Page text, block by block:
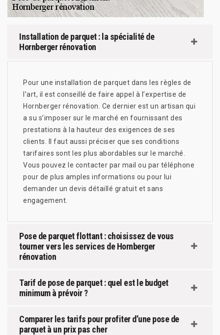
Installation de parquet : la spécialité de
Hornberger rénovation
Pour une installation de parquet dans les règles de
l’art, il est conseillé de faire appel à l’expertise de
Hornberger rénovation. Ce dernier est un artisan qui
a su s’imposer sur le marché en fournissant des
prestations à la hauteur des exigences de ses
clients. Il faut aussi préciser que ses conditions
tarifaires sont les plus abordables sur le marché.
Vous pouvez le contacter par mail ou par téléphone
pour de plus amples informations ou pour lui
demander un devis détaillé gratuit et sans
engagement.
Pose de parquet flottant : choisissez de vous
tourner vers les services de Hornberger
rénovation
Tarif de pose de parquet : quel est le budget
minimum à prévoir ?
Comparer les tarifs pour profiter d’une pose de
parquet à un prix pas cher